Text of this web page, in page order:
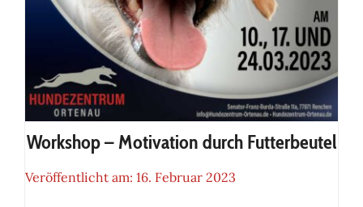
Workshop – Motivation durch Futterbeutel
Veröffentlicht am: 16. Februar 2023